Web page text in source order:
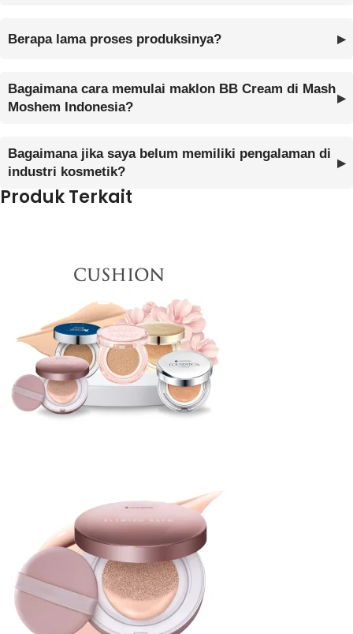
Berapa lama proses produksinya?
Bagaimana cara memulai maklon BB Cream di Mash
Moshem Indonesia?
Bagaimana jika saya belum memiliki pengalaman di
industri kosmetik?
Produk Terkait